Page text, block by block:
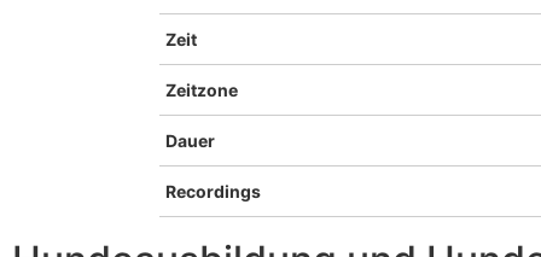
Zeit
Zeitzone
Dauer
Recordings